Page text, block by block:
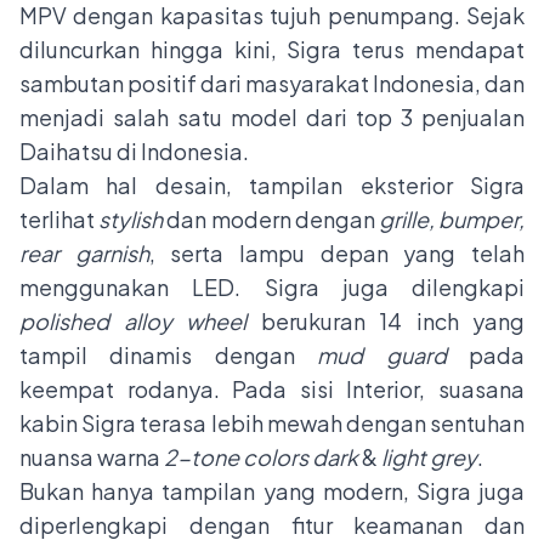
MPV dengan kapasitas tujuh penumpang. Sejak
diluncurkan hingga kini, Sigra terus mendapat
sambutan positif dari masyarakat Indonesia, dan
menjadi salah satu model dari top 3 penjualan
Daihatsu di Indonesia.
Dalam hal desain, tampilan eksterior Sigra
terlihat stylishdan modern dengan grille, bumper,
rear garnish, serta lampu depan yang telah
menggunakan LED. Sigra juga dilengkapi
polished alloy wheelberukuran 14 inch yang
tampil dinamis dengan mud guardpada
keempat rodanya. Pada sisi Interior, suasana
kabin Sigra terasa lebih mewah dengan sentuhan
nuansa warna 2-tone colors dark& light grey.
Bukan hanya tampilan yang modern, Sigra juga
diperlengkapi dengan fitur keamanan dan